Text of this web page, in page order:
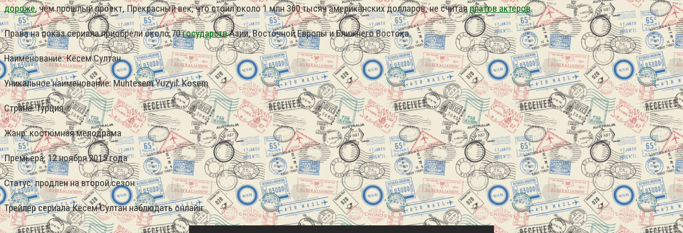
дороже, чем прошлый проект, Прекрасный век, что стоил около 1 млн 360 тысяч американских долларов, не считаяплатов актеров.
Права на показ сериала приобрели около 70государствАзии, Восточной Европы и Ближнего Востока.
Наименование: Кёсем Султан
Уникальное наименование: Muhtesem Yuzyil: Kosem
Страна: Турция
Жанр: костюмная мелодрама
Премьера: 12 ноября 2015 года
Статус: продлен на второй сезон
Трейлер сериала Кёсем Султан наблюдать онлайн